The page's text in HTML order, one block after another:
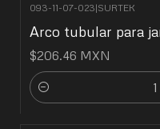
093-11-07-023|SURTEK
Arco tubular para
$206.46 MXN
Cantidad